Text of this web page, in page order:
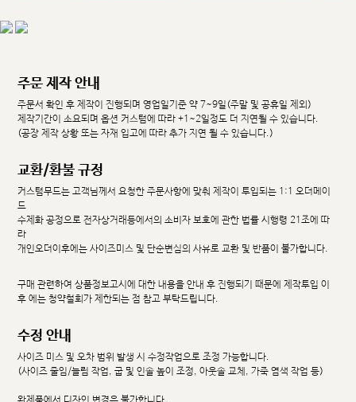
주문 제작 안내
주문서 확인 후 제작이 진행되며 영업일기준 약 7~9일(주말 및 공휴일 제외)
제작기간이 소요되며 옵션 커스텀에 따라 +1~2일정도 더 지연될 수 있습니다.
(공장 제작 상황 또는 자재 입고에 따라 추가 지연 될 수 있습니다.)
교환/환불 규정
커스텀무드는 고객님께서 요청한 주문사항에 맞춰 제작이 투입되는 1:1 오더메이
드
수제화 공정으로 전자상거래등에서의 소비자 보호에 관한 법률 시행령 21조에 따
라
개인오더이후에는 사이즈미스 및 단순변심의 사유로 교환 및 반품이 불가합니다.
구매 관련하여 상품정보고시에 대한 내용을 안내 후 진행되기 때문에 제작투입 이
후 에는 청약철회가 제한되는 점 참고 부탁드립니다.
수정 안내
사이즈 미스 및 오차 범위 발생 시 수정작업으로 조정 가능합니다.
(사이즈 줄임/늘림 작업, 굽 및 인솔 높이 조정, 아웃솔 교체, 가죽 염색 작업 등)